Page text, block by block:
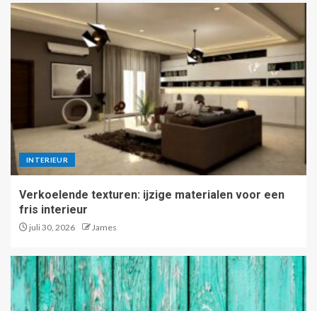
INTERIEUR
Verkoelende texturen: ijzige materialen voor een
fris interieur
juli 30, 2026 James